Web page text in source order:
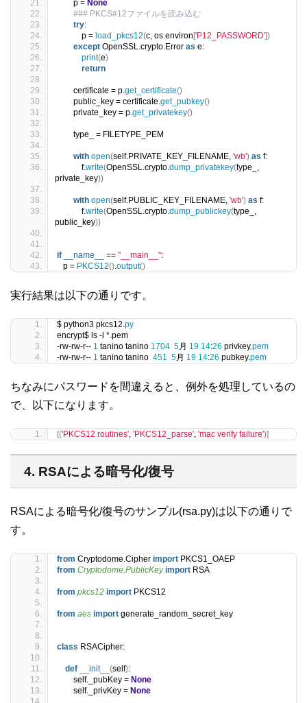
        p =
None
### PKCS#12ファイルを読み込む
try:
            p =
load_pkcs12(c, os.environ ['P12_PASSWORD'])
except OpenSSL.crypto.Error as e:
print(e)
return
        certificate = p.
get_certificate()
        public_key = certificate.
get_pubkey()
        private_key = p.
get_privatekey()
        type_ = FILETYPE_PEM
with open(self.PRIVATE_KEY_FILENAME, 'wb') as f:
            f.
write(OpenSSL.crypto.dump_privatekey(type_,
private_key))
with open(self.PUBLIC_KEY_FILENAME, 'wb') as f:
            f.
write(OpenSSL.crypto.dump_publickey(type_,
public_key))
if __name__ == "__main__":
   p =
PKCS12().output()
実行結果は以下の通りです。
$ python3 pkcs12.py
encrypt$ ls -l *.pem
-rw-rw-r-- 1 tanino tanino 1704 5月 19 14:26 privkey.pem
-rw-rw-r-- 1 tanino tanino 451 5月 19 14:26 pubkey.pem
ちなみにパスワードを間違えると、例外を処理しているの
で、以下になります。
[('PKCS12 routines', 'PKCS12_parse', 'mac verify failure')]
4. RSAによる暗号化/復号
RSAによる暗号化/復号のサンプル(rsa.py)は以下の通りで
す。
from Cryptodome.Cipher import PKCS1_OAEP
from Cryptodome.PublicKey import RSA
from pkcs12 import PKCS12
from aes import generate_random_secret_key
class RSACipher:
def __init__ (self):
        self._pubKey =
None
        self._privKey =
None